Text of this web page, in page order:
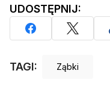
UDOSTĘPNIJ:
TAGI: Ząbki